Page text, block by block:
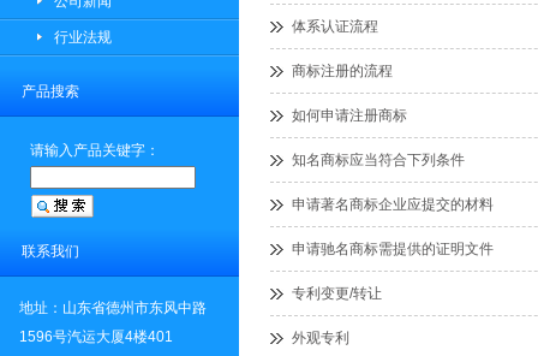
行业法规
产品搜索
请输入产品关键字：
联系我们
地址：山东省德州市东风中路
1596号汽运大厦4楼401
体系认证流程
商标注册的流程
如何申请注册商标
知名商标应当符合下列条件
申请著名商标企业应提交的材料
申请驰名商标需提供的证明文件
专利变更/转让
外观专利